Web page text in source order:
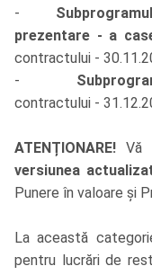
-
prezentare - a
contractului -
-
contractului -
ATENȚIONARE! Vă
versiunea
Punere în valoare și
La această
pentru lucrări de